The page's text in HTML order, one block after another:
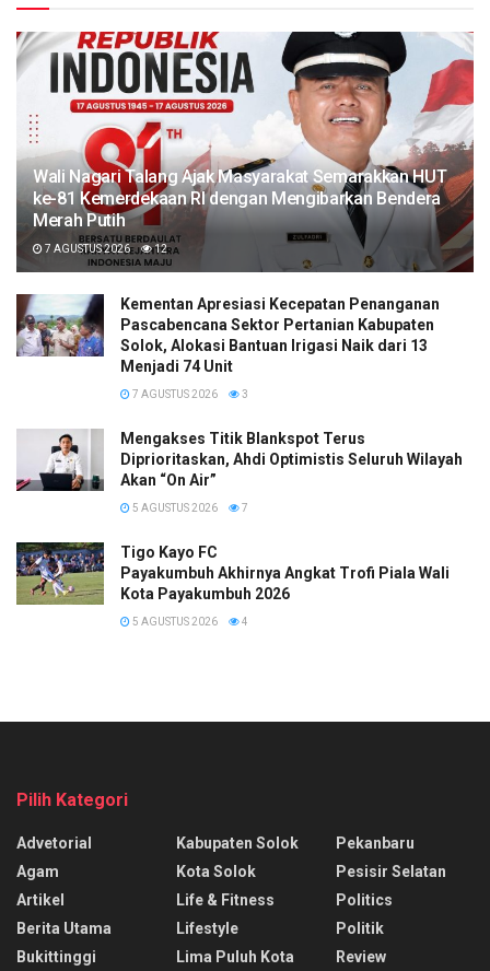
Wali Nagari Talang Ajak Masyarakat Semarakkan HUT
ke-81 Kemerdekaan RI dengan Mengibarkan Bendera
Merah Putih
7 AGUSTUS 2026 12
Kementan Apresiasi Kecepatan Penanganan
Pascabencana Sektor Pertanian Kabupaten
Solok, Alokasi Bantuan Irigasi Naik dari 13
Menjadi 74 Unit
7 AGUSTUS 2026 3
Mengakses Titik Blankspot Terus
Diprioritaskan, Ahdi Optimistis Seluruh Wilayah
Akan “On Air”
5 AGUSTUS 2026 7
Tigo Kayo FC
Payakumbuh Akhirnya Angkat Trofi Piala Wali
Kota Payakumbuh 2026
5 AGUSTUS 2026 4
Pilih Kategori
Advetorial
Agam
Artikel
Berita Utama
Bukittinggi
Kabupaten Solok
Kota Solok
Life & Fitness
Lifestyle
Lima Puluh Kota
Pekanbaru
Pesisir Selatan
Politics
Politik
Review